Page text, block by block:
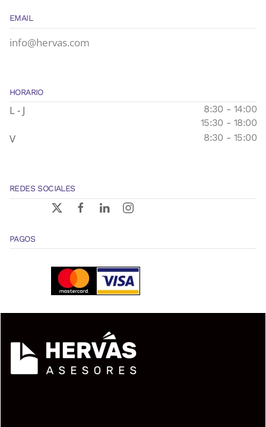
EMAIL
info@hervas.com
HORARIO
L - J
8:30 - 14:00
15:30 - 18:00
V 8:30 - 15:00
REDES SOCIALES
PAGOS